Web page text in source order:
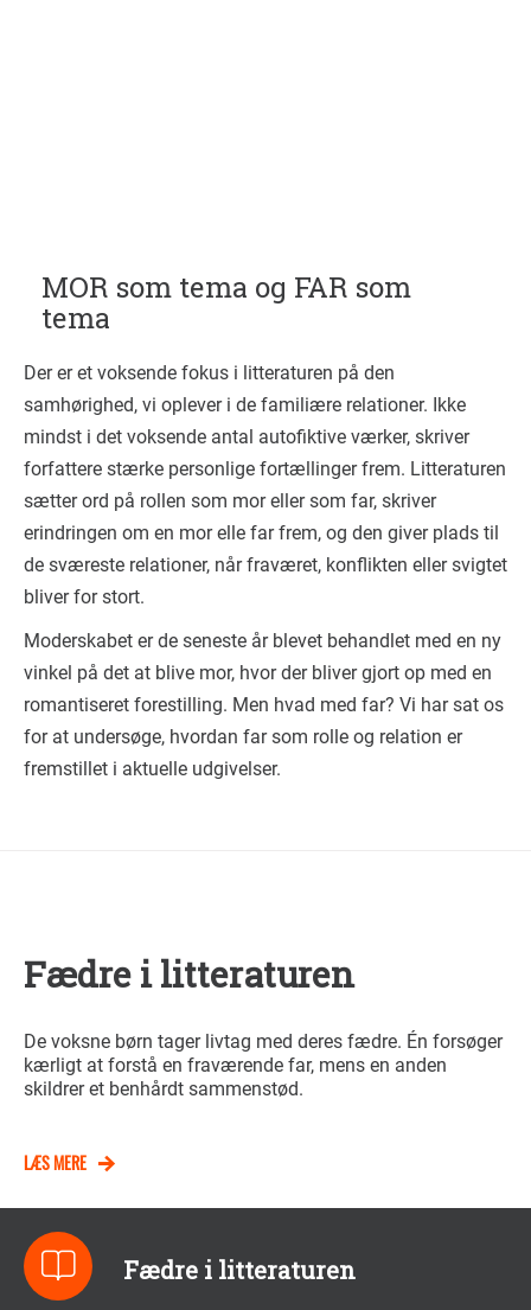
MOR som tema og FAR som
tema
Der er et voksende fokus i litteraturen på den
samhørighed, vi oplever i de familiære relationer. Ikke
mindst i det voksende antal autofiktive værker, skriver
forfattere stærke personlige fortællinger frem. Litteraturen
sætter ord på rollen som mor eller som far, skriver
erindringen om en mor elle far frem, og den giver plads til
de sværeste relationer, når fraværet, konflikten eller svigtet
bliver for stort.
Moderskabet er de seneste år blevet behandlet med en ny
vinkel på det at blive mor, hvor der bliver gjort op med en
romantiseret forestilling. Men hvad med far? Vi har sat os
for at undersøge, hvordan far som rolle og relation er
fremstillet i aktuelle udgivelser.
Fædre i litteraturen
De voksne børn tager livtag med deres fædre. Én forsøger
kærligt at forstå en fraværende far, mens en anden
skildrer et benhårdt sammenstød.
LÆS MERE
Fædre i litteraturen